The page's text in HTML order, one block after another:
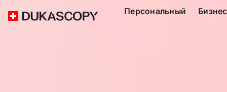
Персональный Бизнес